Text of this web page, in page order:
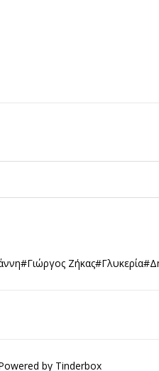
#Γιώργος Ζήκας#Γλυκερία
by Tinderbox